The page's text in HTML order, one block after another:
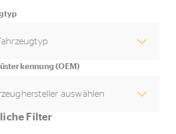
(OEM)
auswählen
Filter